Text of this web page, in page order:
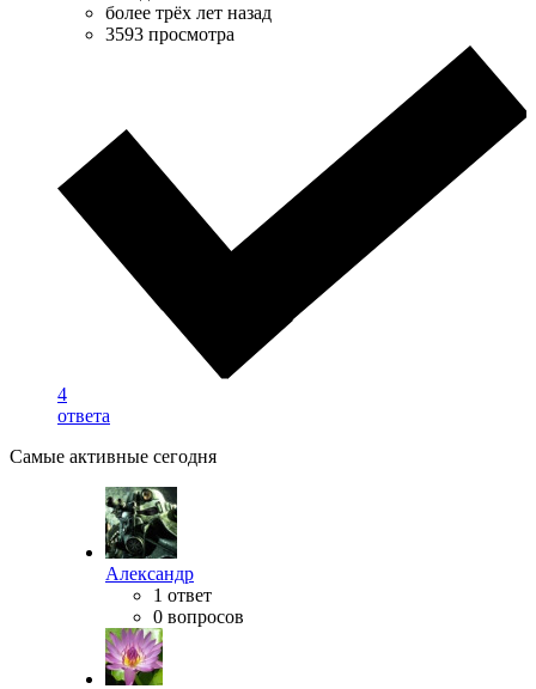
более трёх лет назад
3593 просмотра
4
ответа
Самые активные сегодня
Александр
1 ответ
0 вопросов